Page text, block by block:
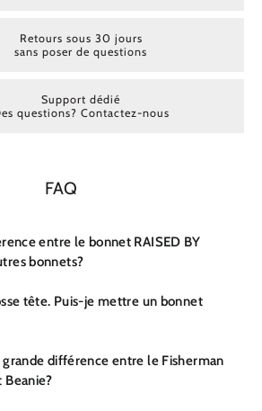
Retours sous 30 jours
sans poser de questions
Support dédié
questions? Contactez-nous
FAQ
entre le bonnet RAISED BY
bonnets?
tête. Puis-je mettre un bonnet
différence entre le Fisherman
Beanie?